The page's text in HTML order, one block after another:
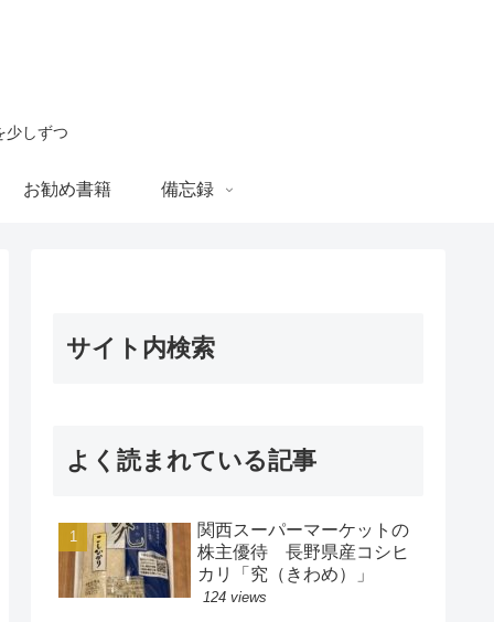
少しずつ
お勧め書籍 備忘録
サイト内検索
よく読まれている記事
関西スーパーマーケットの
株主優待 長野県産コシヒ
カリ「究（きわめ）」
124 views